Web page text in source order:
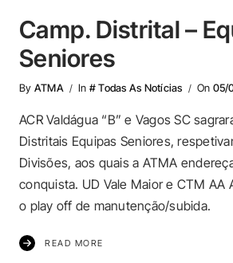
Camp. Distrital –
Seniores
By ATMA In # Todas As Notícias On 05/
ACR Valdágua “B” e Vagos SC
Distritais Equipas Seniores,
Divisões, aos quais a ATMA
conquista. UD Vale Maior e CTM AA
o play off de manutenção/subida.
READ MORE